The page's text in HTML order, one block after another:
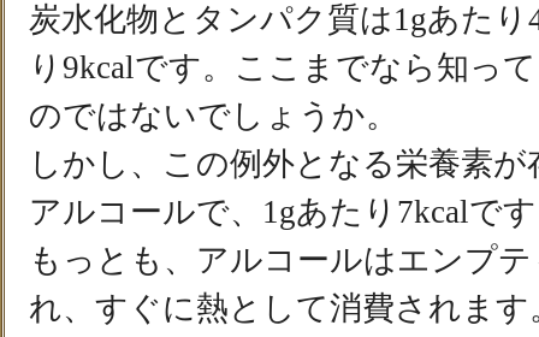
炭水化物とタンパク質は1gあたり
り9kcalです。ここまでなら知っ
のではないでしょうか。
しかし、この例外となる栄養素
アルコールで、1gあたり7kcalで
もっとも、アルコールはエンプ
れ、すぐに熱として消費されます